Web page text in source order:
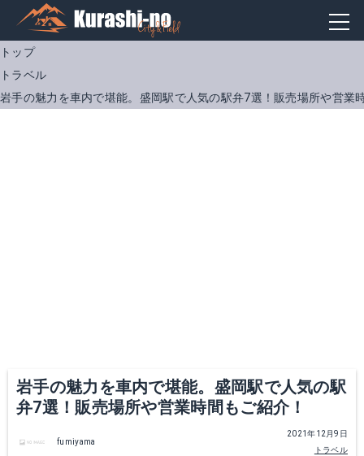
トップ
トラベル
岩手の魅力を車内で堪能。盛岡駅で人気の駅弁7選！販売場所や営業
岩手の魅力を車内で堪能。盛岡駅で人気の駅
弁7選！販売場所や営業時間もご紹介！
2021年12月9日
トラベル
fumiyama